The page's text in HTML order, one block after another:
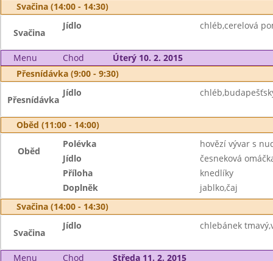
Svačina (14:00 - 14:30)
Svačina
Jídlo chléb,cerelová
Menu Chod
Úterý 10. 2. 2015
Přesnídávka (9:00 - 9:30)
Přesnídávka
Jídlo
Oběd (11:00 - 14:00)
Oběd
Polévka
hovězí vývar s
Jídlo
česneková
Příloha
knedlíky
Doplněk
jablko,čaj
Svačina (14:00 - 14:30)
Svačina
Jídlo chlebánek
Menu Chod
Středa 11. 2. 2015